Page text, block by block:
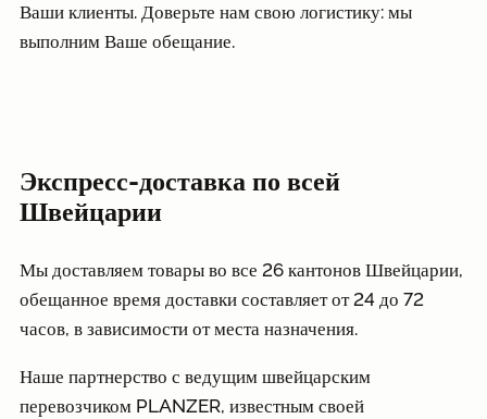
Ваши клиенты. Доверьте нам свою логистику: мы
выполним Ваше обещание.
Экспресс-доставка по всей
Швейцарии
Мы доставляем товары во все 26 кантонов Швейцарии,
обещанное время доставки составляет от 24 до 72
часов, в зависимости от места назначения.
Наше партнерство с ведущим швейцарским
перевозчиком PLANZER, известным своей